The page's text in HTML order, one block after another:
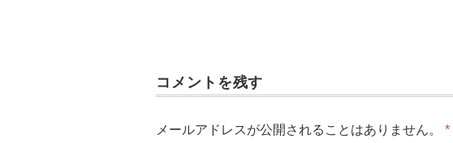
コメントを残す
メールアドレスが公開されることはありません。 *